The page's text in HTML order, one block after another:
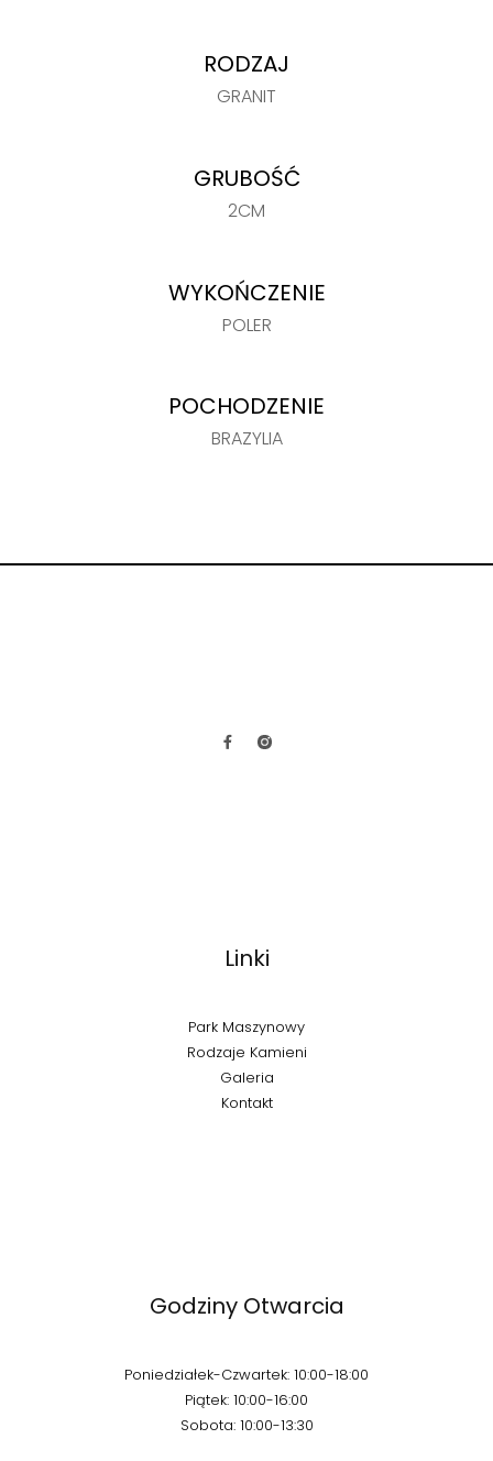
RODZAJ
GRANIT
GRUBOŚĆ
2CM
WYKOŃCZENIE
POLER
POCHODZENIE
BRAZYLIA
Linki
Park Maszynowy
Rodzaje Kamieni
Galeria
Kontakt
Godziny Otwarcia
Poniedziałek-Czwartek: 10:00-18:00
Piątek: 10:00-16:00
Sobota: 10:00-13:30